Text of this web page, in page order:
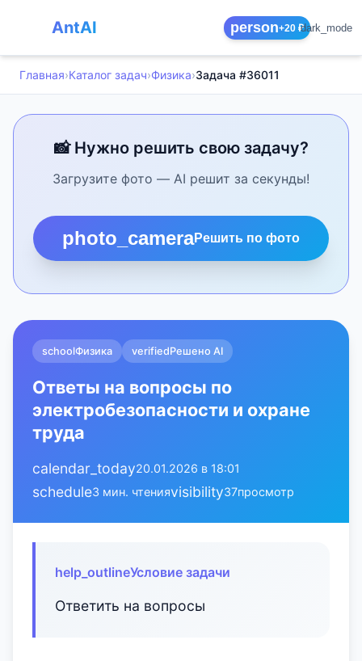
AntAI person+20 ₽dark_mode
Главная›Каталог задач›Физика›Задача #36011
📸 Нужно решить свою задачу?
Загрузите фото — AI решит за секунды!
photo_cameraРешить по фото
schoolФизика verifiedРешено AI
Ответы на вопросы по
электробезопасности и охране
труда
calendar_today20.01.2026 в 18:01
schedule3 мин. чтенияvisibility37просмотр
help_outlineУсловие задачи
Ответить на вопросы